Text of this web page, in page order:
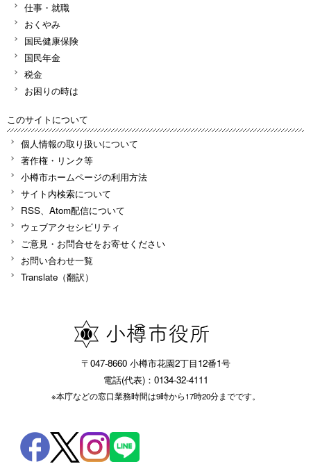
仕事・就職
おくやみ
国民健康保険
国民年金
税金
お困りの時は
このサイトについて
個人情報の取り扱いについて
著作権・リンク等
小樽市ホームページの利用方法
サイト内検索について
RSS、Atom配信について
ウェブアクセシビリティ
ご意見・お問合せをお寄せください
お問い合わせ一覧
Translate（翻訳）
〒047-8660 小樽市花園2丁目12番1号
電話(代表)：0134-32-4111
※本庁などの窓口業務時間は9時から17時20分までです。